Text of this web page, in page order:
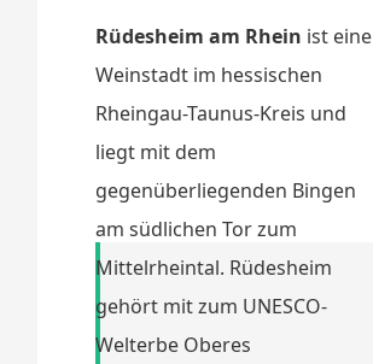
Rüdesheim am Rhein ist eine
Weinstadt im hessischen
Rheingau-Taunus-Kreis und
liegt mit dem
gegenüberliegenden Bingen
am südlichen Tor zum
Mittelrheintal. Rüdesheim
gehört mit zum UNESCO-
Welterbe Oberes